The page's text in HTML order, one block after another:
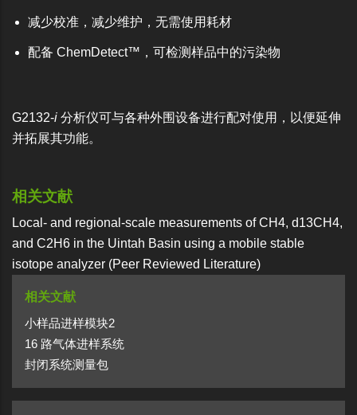
减少校准，减少维护，无需使用耗材
配备 ChemDetect™，可检测样品中的污染物
G2132-i 分析仪可与各种外围设备进行配对使用，以便延伸
并拓展其功能。
相关文献
Local- and regional-scale measurements of CH4, d13CH4,
and C2H6 in the Uintah Basin using a mobile stable
isotope analyzer (Peer Reviewed Literature)
相关文献
小样品进样模块2
16 路气体进样系统
封闭系统测量包